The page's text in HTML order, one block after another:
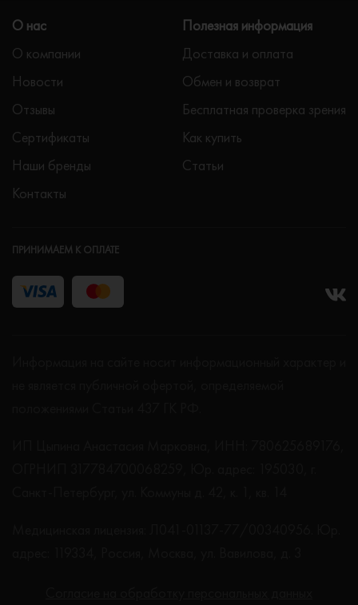
О нас
О компании
Новости
Отзывы
Сертификаты
Наши бренды
Контакты
Полезная информация
Доставка и оплата
Обмен и возврат
Бесплатная проверка зрения
Как купить
Статьи
ПРИНИМАЕМ К ОПЛАТЕ